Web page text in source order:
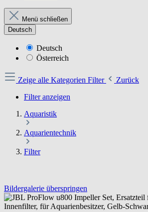
Menü schließen
Deutsch
Deutsch
Österreich
Zeige alle Kategorien Filter
Zurück
Filter anzeigen
Aquaristik
Aquarientechnik
Filter
Bildergalerie überspringen